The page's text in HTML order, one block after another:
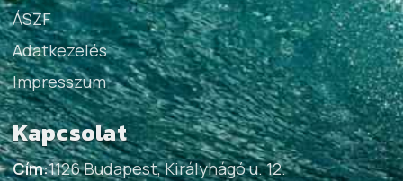
ÁSZF
Adatkezelés
Impresszum
Kapcsolat
Cím:1126 Budapest, Királyhágó u. 12.